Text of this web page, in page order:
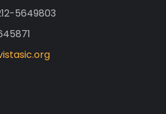
5649803